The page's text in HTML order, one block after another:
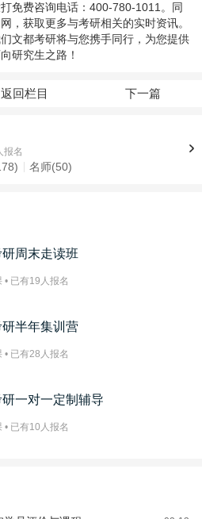
免费咨询电话： 400-780-1011 。同
，获取更多与考研相关的实时资讯。
文都考研将与您携手同行，为您提供
研究生之路！
返回栏目 下一篇
报名
名师(50)
周末走读班
• 已有19 人报名
半年集训营
• 已有28 人报名
一对一定制辅导
• 已有10 人报名